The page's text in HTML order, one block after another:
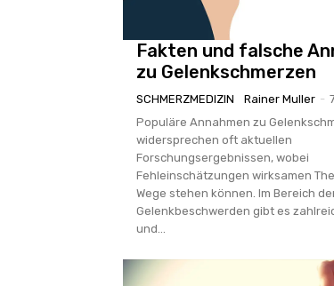
Fakten und falsche
zu Gelenkschmerzen
SCHMERZMEDIZIN Rainer Muller -
Populäre Annahmen zu
widersprechen oft aktuellen
Forschungsergebnissen, wobei
Fehleinschätzungen wirksamen
Wege stehen können. Im Bereich
Gelenkbeschwerden gibt es
und...